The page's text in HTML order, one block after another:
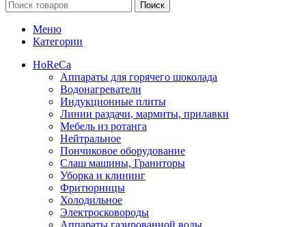
Поиск
Меню
Категории
HoReCa
Аппараты для горячего шоколада
Водонагреватели
Индукционные плиты
Линии раздачи, мармиты, прилавки
Мебель из ротанга
Нейтральное
Пончиковое оборудование
Слаш машины, Граниторы
Уборка и клининг
Фритюрницы
Холодильное
Электросковороды